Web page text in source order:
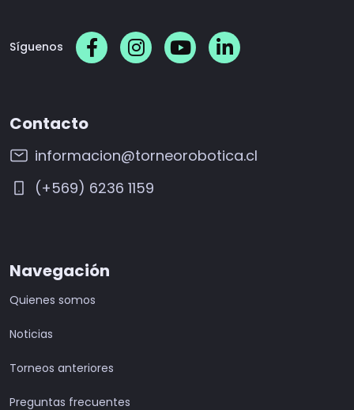
Síguenos
Contacto
informacion@torneorobotica.cl
(+569) 6236 1159
Navegación
Quienes somos
Noticias
Torneos anteriores
Preguntas frecuentes